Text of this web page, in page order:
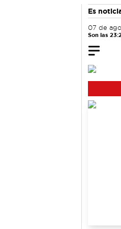
Es
07 de
Son las